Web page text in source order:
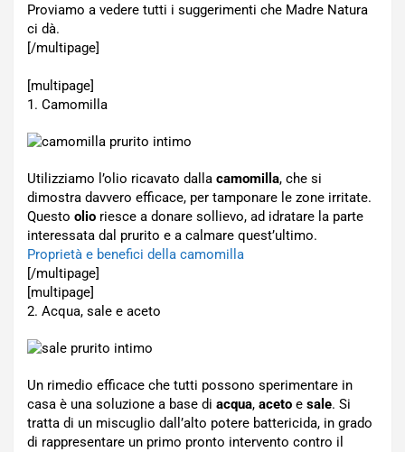
Proviamo a vedere tutti i suggerimenti che Madre Natura
ci dà.
[/multipage]
[multipage]
1. Camomilla
Utilizziamo l’olio ricavato dalla camomilla, che si
dimostra davvero efficace, per tamponare le zone irritate.
Questo olio riesce a donare sollievo, ad idratare la parte
interessata dal prurito e a calmare quest’ultimo.
Proprietà e benefici della camomilla
[/multipage]
[multipage]
2. Acqua, sale e aceto
Un rimedio efficace che tutti possono sperimentare in
casa è una soluzione a base di acqua, aceto e sale. Si
tratta di un miscuglio dall’alto potere battericida, in grado
di rappresentare un primo pronto intervento contro il